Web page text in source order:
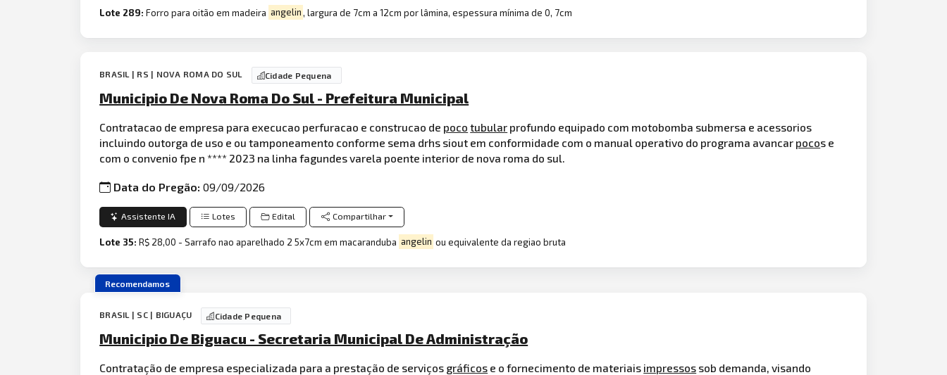
Lote 289:Forro para oitão em madeira angelin, largura de 7cm a 12cm por lâmina, espessura mínima de 0, 7cm
BRASIL | RS | NOVA ROMA DO SUL Cidade Pequena
Municipio De Nova Roma Do Sul - Prefeitura Municipal
Contratacao de empresa para execucao perfuracao e construcao de poco tubular profundo equipado com motobomba submersa e acessorios
incluindo outorga de uso e ou tamponeamento conforme sema drhs siout em conformidade com o manual operativo do programa avancar pocos e
com o convenio fpe n **** 2023 na linha fagundes varela poente interior de nova roma do sul.
Data do Pregão:09/09/2026
Assistente IA Lotes Edital Compartilhar
Lote 35:R$ 28,00 - Sarrafo nao aparelhado 2 5x7cm em macaranduba angelin ou equivalente da regiao bruta
Recomendamos
BRASIL | SC | BIGUAÇU Cidade Pequena
Municipio De Biguacu - Secretaria Municipal De Administração
Contratação de empresa especializada para a prestação de serviços gráficos e o fornecimento de materiais impressos sob demanda, visando